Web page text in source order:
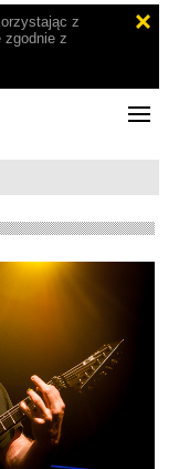
z
zgodnie z